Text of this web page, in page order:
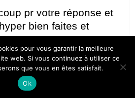
pr votre réponse et
bien faites et
pour vous garantir la meilleure
web. Si vous continuez à utiliser ce
que vous en êtes satisfait.
Ok